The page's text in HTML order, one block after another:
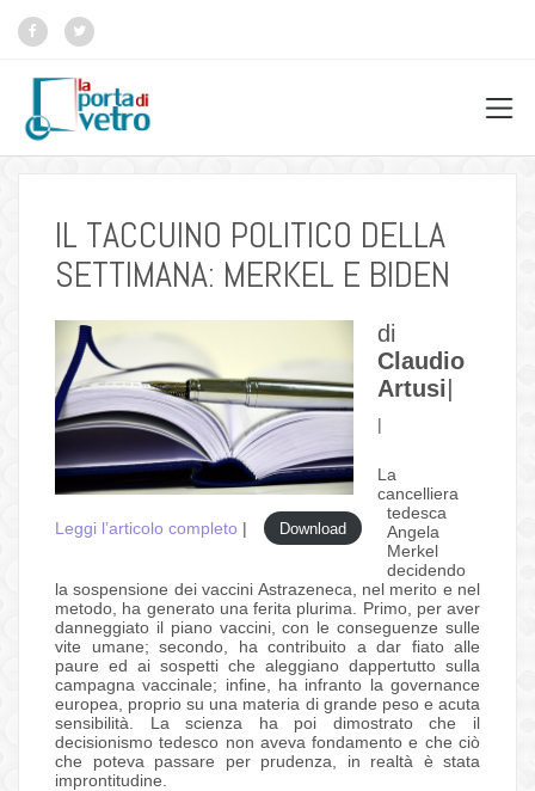
IL TACCUINO POLITICO DELLA
SETTIMANA: MERKEL E BIDEN
di
Claudio
Artusi
Leggi l’articolo completo | Download
|
La
cancelliera
tedesca
Angela
Merkel
decidendo
la sospensione dei vaccini Astrazeneca, nel merito e nel
metodo, ha generato una ferita plurima. Primo, per aver
danneggiato il piano vaccini, con le conseguenze sulle
vite umane; secondo, ha contribuito a dar fiato alle
paure ed ai sospetti che aleggiano dappertutto sulla
campagna vaccinale; infine, ha infranto la governance
europea, proprio su una materia di grande peso e acuta
sensibilità. La scienza ha poi dimostrato che il
decisionismo tedesco non aveva fondamento e che ciò
che poteva passare per prudenza, in realtà è stata
improntitudine.